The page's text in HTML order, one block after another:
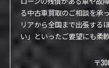
る中古車買取のご相談を承
リアから全国まで出張する
い」といったご要望にも柔
〒